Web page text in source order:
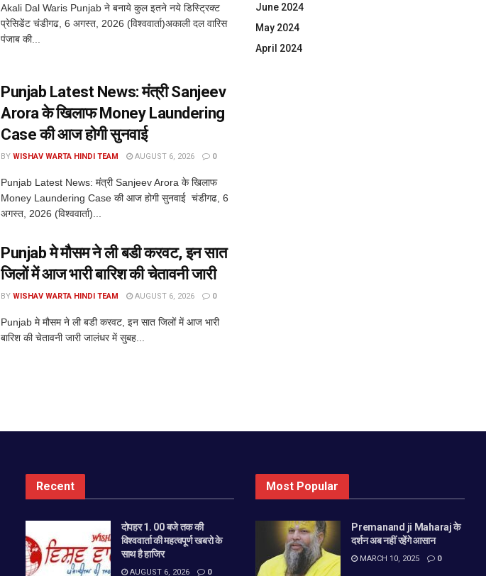
Akali Dal Waris Punjab ने बनाये कुल इतने नये डिस्ट्रिक्ट
प्रेसिडेंट चंडीगढ, 6 अगस्त, 2026 (विश्ववार्ता)अकाली दल वारिस
पंजाब की...
Punjab Latest News: मंत्री Sanjeev
Arora के खिलाफ Money Laundering
Case की आज होगी सुनवाई
BY WISHAV WARTA HINDI TEAM AUGUST 6, 2026 0
Punjab Latest News: मंत्री Sanjeev Arora के खिलाफ
Money Laundering Case की आज होगी सुनवाई चंडीगढ, 6
अगस्त, 2026 (विश्ववार्ता)...
Punjab मे मौसम ने ली बडी करवट, इन सात
जिलों में आज भारी बारिश की चेतावनी जारी
BY WISHAV WARTA HINDI TEAM AUGUST 6, 2026 0
Punjab मे मौसम ने ली बडी करवट, इन सात जिलों में आज भारी
बारिश की चेतावनी जारी जालंधर में सुबह...
June 2024
May 2024
April 2024
Recent
दोपहर 1. 00 बजे तक की
विश्ववार्ता की महत्वपूर्ण खबरो के
साथ है हाजिर
AUGUST 6, 2026 0
Most Popular
Premanand ji Maharaj के
दर्शन अब नहीं रहेंगे आसान
MARCH 10, 2025 0